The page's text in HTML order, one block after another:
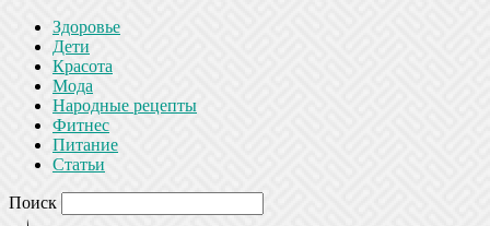
Здоровье
Дети
Красота
Мода
Народные рецепты
Фитнес
Питание
Статьи
Поиск